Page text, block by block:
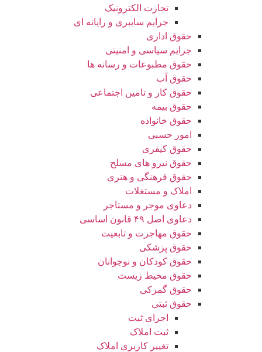
تجارت الکترونیک
جرایم سایبری و رایانه ای
حقوق اداری
جرایم سیاسی و امنیتی
حقوق مطبوعات و رسانه ها
حقوق آب
حقوق کار و تامین اجتماعی
حقوق بیمه
حقوق خانواده
امور حسبی
حقوق کیفری
حقوق نیرو های مسلح
حقوق فرهنگی و هنری
املاک و مستغلات
دعاوی موجر و مستاجر
دعاوی اصل ۴۹ قانون اساسی
حقوق مهاجرت و تابعیت
حقوق پزشکی
حقوق کودکان و نوجوانان
حقوق محیط زیست
حقوق گمرکی
حقوق ثبتی
اجرای ثبت
ثبت املاک
تغییر کاربری املاک